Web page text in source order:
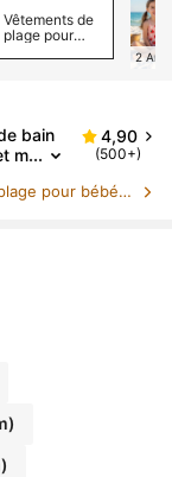
Vêtements de
plage pour
2
bain
m
4,90
(500+)
de Rose Vêtements de plage pour bébés filles